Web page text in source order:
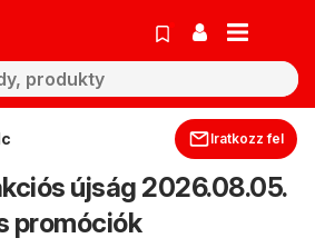
Iratkozz fel
újság 2026.08.05.
promóciók